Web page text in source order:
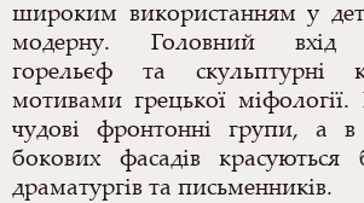
широким використанням у
модерну. Головний вхід
горельєф та скульптурні
мотивами грецької
чудові фронтонні групи, а
бокових фасадів красуються
драматургів та письменників.